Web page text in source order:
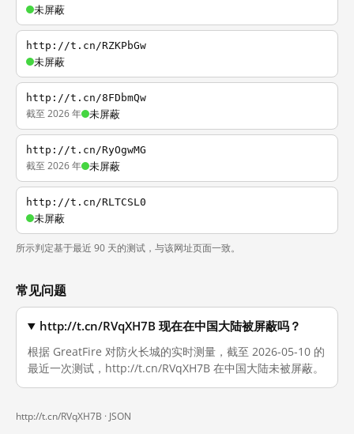
未屏蔽
http://t.cn/RZKPbGw
未屏蔽
http://t.cn/8FDbmQw
截至 2026 年 未屏蔽
http://t.cn/RyOgwMG
截至 2026 年 未屏蔽
http://t.cn/RLTCSL0
未屏蔽
所示判定基于最近 90 天的测试，与该网址页面一致。
常见问题
http://t.cn/RVqXH7B 现在在中国大陆被屏蔽吗？
根据 GreatFire 对防火长城的实时测量，截至 2026-05-10 的
最近一次测试，http://t.cn/RVqXH7B 在中国大陆未被屏蔽。
http://t.cn/RVqXH7B · JSON